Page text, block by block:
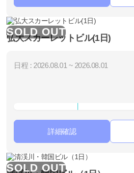
SOLD OUT
弘大スカーレットビル(1日)
日程 : 2026.08.01 ~ 2026.08.01
詳細確認
SOLD OUT